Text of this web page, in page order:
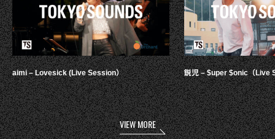
aimi – Lovesick (Live Session） 鋭児 – $uper $onic（Live
VIEW MORE